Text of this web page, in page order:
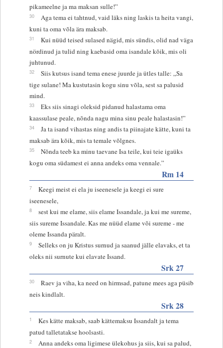
pikameelne ja ma maksan sulle!”
30
Aga tema ei tahtnud, vaid läks ning laskis ta heita vangi,
kuni ta oma võla ära maksab.
31
Kui nüüd teised sulased nägid, mis sündis, olid nad väga
nördinud ja tulid ning kaebasid oma isandale kõik, mis oli
juhtunud.
32
Siis kutsus isand tema enese juurde ja ütles talle: „Sa
tige sulane! Ma kustutasin kogu sinu võla, sest sa palusid
mind.
33
Eks siis sinagi oleksid pidanud halastama oma
kaassulase peale, nõnda nagu mina sinu peale halastasin!”
34
Ja ta isand vihastas ning andis ta piinajate kätte, kuni ta
maksab ära kõik, mis ta temale võlgnes.
35
Nõnda teeb ka minu taevane Isa teile, kui teie igaüks
kogu oma südamest ei anna andeks oma vennale.”
Rm 14
7
Keegi meist ei ela ju iseenesele ja keegi ei sure
iseenesele,
8
sest kui me elame, siis elame Issandale, ja kui me sureme,
siis sureme Issandale. Kas me nüüd elame või sureme - me
oleme Issanda päralt.
9
Selleks on ju Kristus surnud ja saanud jälle elavaks, et ta
oleks nii surnute kui elavate Issand.
Srk 27
30
Raev ja viha, ka need on hirmsad, patune mees aga püsib
neis kindlalt.
Srk 28
1
Kes kätte maksab, saab kättemaksu Issandalt ja tema
patud talletatakse hoolsasti.
2
Anna andeks oma ligimese ülekohus ja siis, kui sa palud,